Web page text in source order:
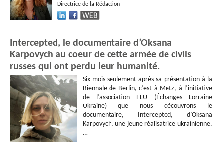
Directrice de la Rédaction
Intercepted, le documentaire d’Oksana
Karpovych au coeur de cette armée de civils
russes qui ont perdu leur humanité.
Six mois seulement après sa présentation à la
Biennale de Berlin, c’est à Metz, à l’initiative
de l’association ELU (Échanges Lorraine
Ukraine) que nous découvrons le
documentaire, Intercepted, d’Oksana
Karpovych, une jeune réalisatrice ukrainienne.
…